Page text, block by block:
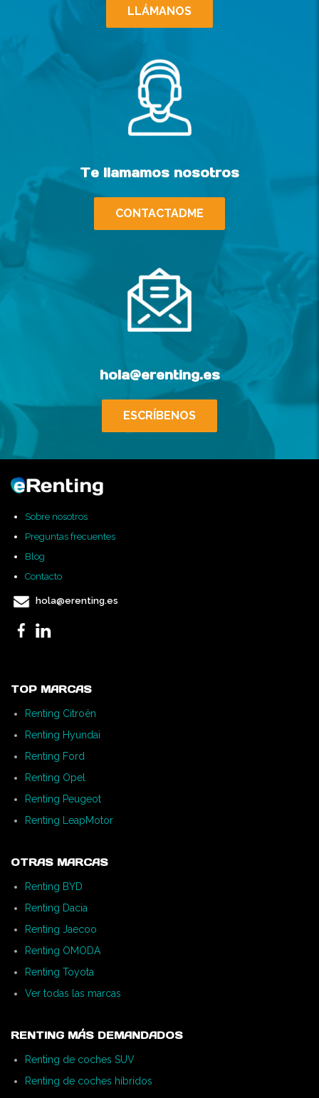
LLÁMANOS
Te llamamos nosotros
CONTACTADME
hola@erenting.es
ESCRÍBENOS
Sobre nosotros
Preguntas frecuentes
Blog
Contacto
hola@erenting.es
TOP MARCAS
Renting Citroën
Renting Hyundai
Renting Ford
Renting Opel
Renting Peugeot
Renting LeapMotor
OTRAS MARCAS
Renting BYD
Renting Dacia
Renting Jaecoo
Renting OMODA
Renting Toyota
Ver todas las marcas
RENTING MÁS DEMANDADOS
Renting de coches SUV
Renting de coches híbridos